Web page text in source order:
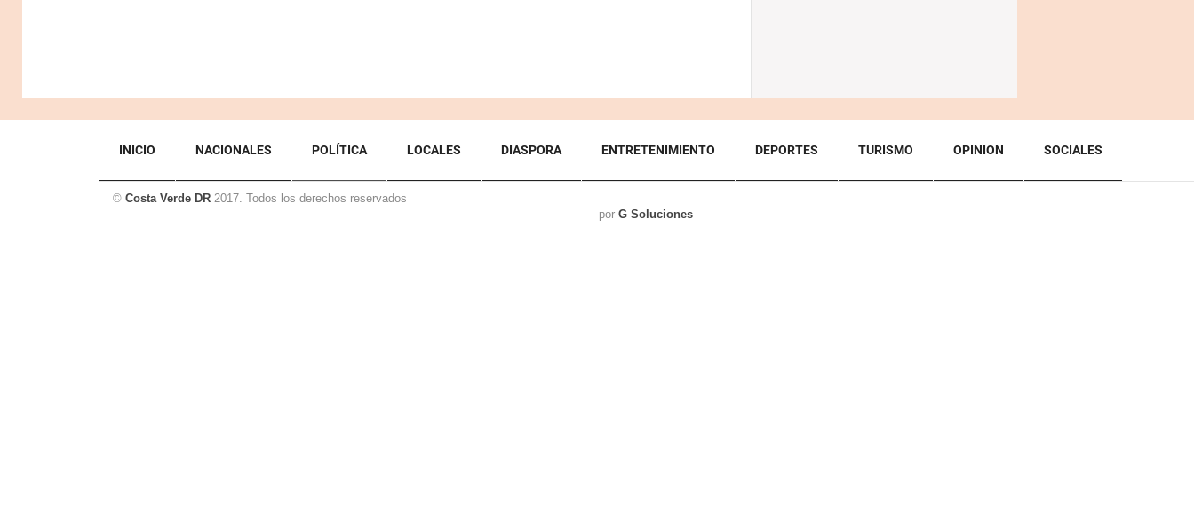
INICIO NACIONALES POLÍTICA LOCALES DIASPORA ENTRETENIMIENTO DEPORTES TURISMO OPINION SOCIALES
© Costa Verde DR 2017. Todos los derechos reservados
por G Soluciones